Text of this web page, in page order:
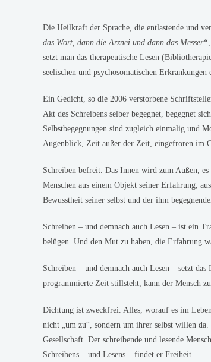
Die Heilkraft der Sprache, die entlastende und
das Wort, dann die Arznei und dann das Messer“
setzt man das therapeutische Lesen
seelischen und psychosomatischen Erkrankungen
Ein Gedicht, so die 2006 verstorbene
Akt des Schreibens selber begegnet, begegnet
Selbstbegegnungen sind zugleich einmalig und
Augenblick, Zeit außer der Zeit, eingefroren im
Schreiben befreit. Das Innen wird zum Außen,
Menschen aus einem Objekt seiner Erfahrung,
Bewusstheit seiner selbst und der ihm
Schreiben – und demnach auch Lesen – ist ein
belügen. Und den Mut zu haben, die Erfahrung
Schreiben – und demnach auch Lesen – setzt
programmierte Zeit stillsteht, kann der Mensch
Dichtung ist zweckfrei. Alles, worauf es im
nicht „um zu“, sondern um ihrer selbst willen
Gesellschaft. Der schreibende und lesende
Schreibens – und Lesens – findet er Freiheit.